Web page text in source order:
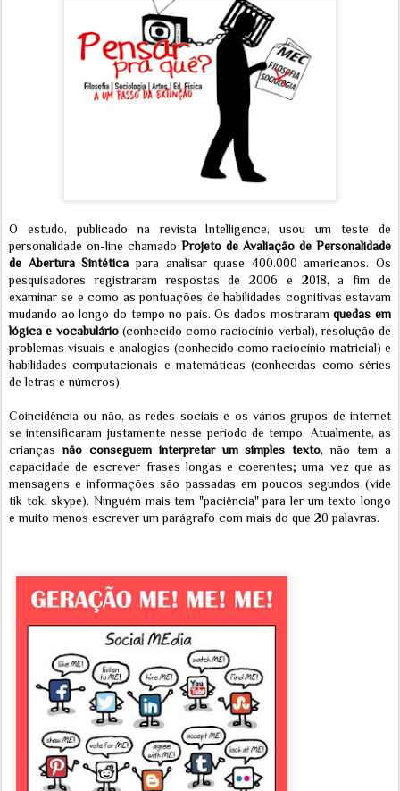
O estudo, publicado na revista Intelligence, usou um teste de
personalidade on-line chamado Projeto de Avaliação de Personalidade
de Abertura Sintética para analisar quase 400.000 americanos. Os
pesquisadores registraram respostas de 2006 e 2018, a fim de
examinar se e como as pontuações de habilidades cognitivas estavam
mudando ao longo do tempo no país. Os dados mostraramquedas em
lógica e vocabulário(conhecido como raciocínio verbal), resolução de
problemas visuais e analogias (conhecido como raciocínio matricial) e
habilidades computacionais e matemáticas (conhecidas como séries
de letras e números).
Coincidência ou não, as redes sociais e os vários grupos de internet
se intensificaram justamente nesse período de tempo. Atualmente, as
criançasnão conseguem interpretar um simples texto, não tem a
capacidade de escrever frases longas e coerentes; uma vez que as
mensagens e informações são passadas em poucos segundos (vide
tik tok, skype). Ninguém mais tem "paciência" para ler um texto longo
e muito menos escrever um parágrafo com mais do que 20 palavras.